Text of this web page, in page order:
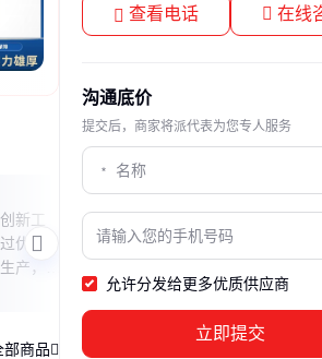
新工
优化原
产，兼
本文揭秘钛白粉BA100的含义
性到应用场景，带你全面了解
点。
部商品
查看电话 在线
沟通底价
提交后，商家将派代表为您专人服务
允许分发给更多优质供应商
立即提交